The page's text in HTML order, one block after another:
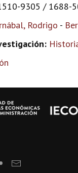
9305 / 1688-
Rodrigo -